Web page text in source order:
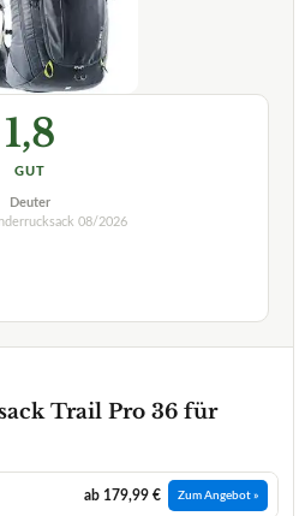
1,8
GUT
Deuter
08/2026
Trail Pro 36 für
ab 179,99 € Zum Angebot »